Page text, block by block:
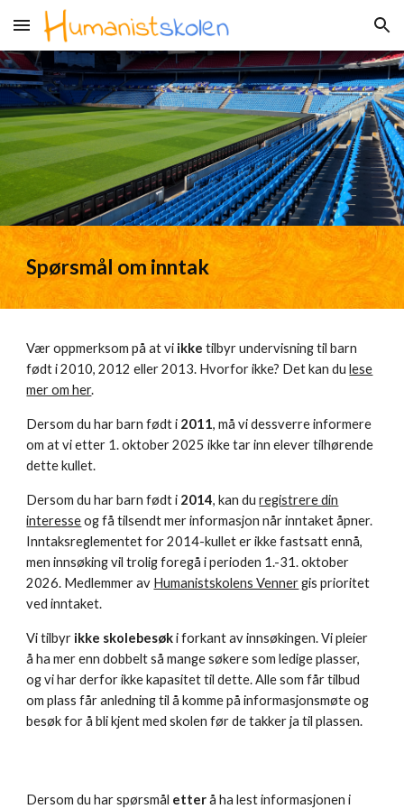
Skip to main content Skip to navigation
Spørsmål om inntak
Vær oppmerksom på at vi ikke tilbyr undervisning til barn
født i 2010, 2012 eller 2013. Hvorfor ikke? Det kan dulese
mer om her.
Dersom du har barn født i 2011, må vi dessverre informere
om at vi etter 1. oktober 2025 ikke tar inn elever tilhørende
dette kullet.
Dersom du har barn født i 2014, kan duregistrere din
interesseog få tilsendt mer informasjon når inntaket åpner.
Inntaksreglementet for 2014-kullet er ikke fastsatt ennå,
men innsøking vil trolig foregå i perioden 1.-31. oktober
2026. Medlemmer av Humanistskolens Vennergis prioritet
ved inntaket.
Vi tilbyr ikke skolebesøki forkant av innsøkingen.Vi pleier
å ha mer enn dobbelt så mange søkere som ledige plasser,
og vi har derfor ikke kapasitet til dette. Alle som får tilbud
om plass får anledning til å komme på informasjonsmøte og
besøk for å bli kjent med skolen før de takker ja til plassen.
Dersom du har spørsmål etterå ha lest informasjonen i